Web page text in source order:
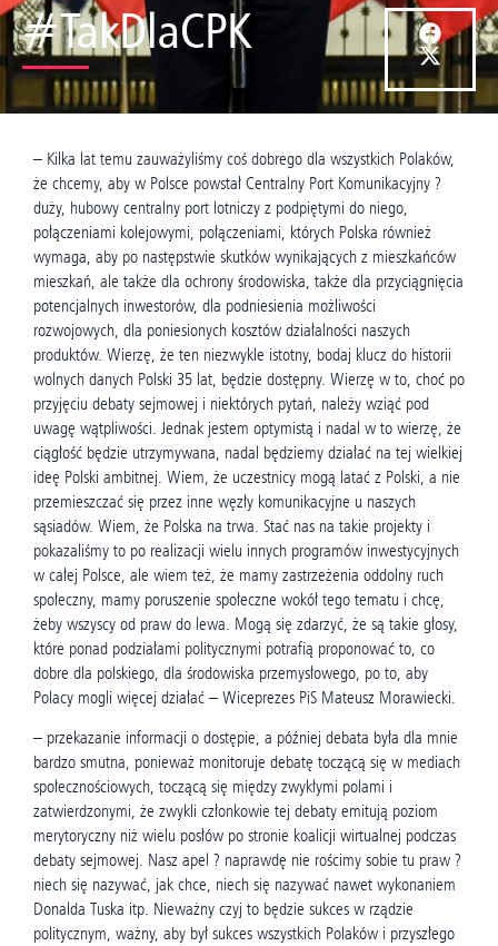
#TakDlaCPK
– Kilka lat temu zauważyliśmy coś dobrego dla wszystkich Polaków,
że chcemy, aby w Polsce powstał Centralny Port Komunikacyjny ?
duży, hubowy centralny port lotniczy z podpiętymi do niego,
połączeniami kolejowymi, połączeniami, których Polska również
wymaga, aby po następstwie skutków wynikających z mieszkańców
mieszkań, ale także dla ochrony środowiska, także dla przyciągnięcia
potencjalnych inwestorów, dla podniesienia możliwości
rozwojowych, dla poniesionych kosztów działalności naszych
produktów. Wierzę, że ten niezwykle istotny, bodaj klucz do historii
wolnych danych Polski 35 lat, będzie dostępny. Wierzę w to, choć po
przyjęciu debaty sejmowej i niektórych pytań, należy wziąć pod
uwagę wątpliwości. Jednak jestem optymistą i nadal w to wierzę, że
ciągłość będzie utrzymywana, nadal będziemy działać na tej wielkiej
ideę Polski ambitnej. Wiem, że uczestnicy mogą latać z Polski, a nie
przemieszczać się przez inne węzły komunikacyjne u naszych
sąsiadów. Wiem, że Polska na trwa. Stać nas na takie projekty i
pokazaliśmy to po realizacji wielu innych programów inwestycyjnych
w całej Polsce, ale wiem też, że mamy zastrzeżenia oddolny ruch
społeczny, mamy poruszenie społeczne wokół tego tematu i chcę,
żeby wszyscy od praw do lewa. Mogą się zdarzyć, że są takie głosy,
które ponad podziałami politycznymi potrafią proponować to, co
dobre dla polskiego, dla środowiska przemysłowego, po to, aby
Polacy mogli więcej działać – Wiceprezes PiS Mateusz Morawiecki.
– przekazanie informacji o dostępie, a później debata była dla mnie
bardzo smutna, ponieważ monitoruje debatę toczącą się w mediach
społecznościowych, toczącą się między zwykłymi polami i
zatwierdzonymi, że zwykli członkowie tej debaty emitują poziom
merytoryczny niż wielu posłów po stronie koalicji wirtualnej podczas
debaty sejmowej. Nasz apel ? naprawdę nie rościmy sobie tu praw ?
niech się nazywać, jak chce, niech się nazywać nawet wykonaniem
Donalda Tuska itp. Nieważny czyj to będzie sukces w rządzie
politycznym, ważny, aby był sukces wszystkich Polaków i przyszłego